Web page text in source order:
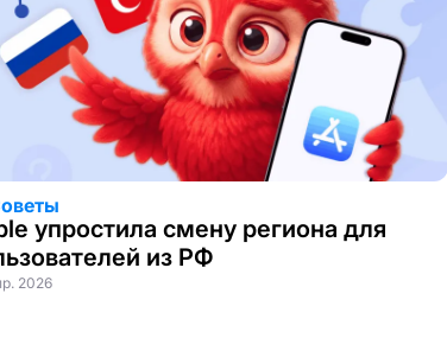
упростила смену региона для
из РФ
2026